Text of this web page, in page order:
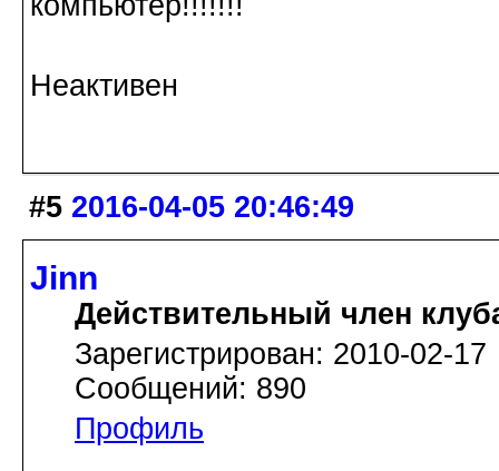
Неактивен
#5 2016-04-05 20:46:49
Jinn
Действительный член
Зарегистрирован: 2010-02-17
Сообщений: 890
Профиль